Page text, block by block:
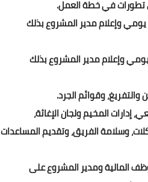
تطورات في خطة العمل.
وإعلام مدير المشروع بذلك
وإعلام مدير المشروع بذلك
وقوائم الجرد.
المخيم ولجان الإغاثة،
وسلامة الفريق، وتقديم المساعدات
المالية ومدير المشروع على